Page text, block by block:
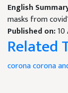
English
masks from
Published on:10
Related
coronacorona